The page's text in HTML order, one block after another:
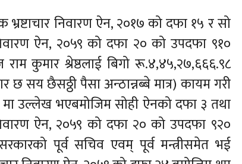
भ्रष्टाचार निवारण ऐन, २०१७ को दफा १५ र सो
ऐन, २०५९ को दफा २० को उपदफा ९१०
कुमार श्रेष्ठलाई बिगो रू.४,४५,२७,६६६.९८
सय छैसठ्ठी पैसा अन्ठान्नब्बे मात्र) कायम गरी
मा उल्लेख भएबमोजिम सोही ऐनको दफा ३ तथा
ऐन, २०५९ को दफा २० को उपदफा ९२०
पूर्व सचिव एवम् पूर्व मन्त्रीसमेत भई